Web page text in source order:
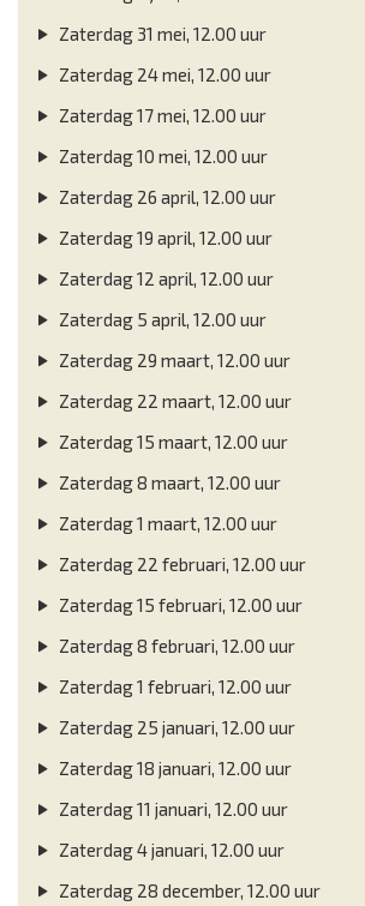
Zaterdag 31 mei, 12.00 uur
Zaterdag 24 mei, 12.00 uur
Zaterdag 17 mei, 12.00 uur
Zaterdag 10 mei, 12.00 uur
Zaterdag 26 april, 12.00 uur
Zaterdag 19 april, 12.00 uur
Zaterdag 12 april, 12.00 uur
Zaterdag 5 april, 12.00 uur
Zaterdag 29 maart, 12.00 uur
Zaterdag 22 maart, 12.00 uur
Zaterdag 15 maart, 12.00 uur
Zaterdag 8 maart, 12.00 uur
Zaterdag 1 maart, 12.00 uur
Zaterdag 22 februari, 12.00 uur
Zaterdag 15 februari, 12.00 uur
Zaterdag 8 februari, 12.00 uur
Zaterdag 1 februari, 12.00 uur
Zaterdag 25 januari, 12.00 uur
Zaterdag 18 januari, 12.00 uur
Zaterdag 11 januari, 12.00 uur
Zaterdag 4 januari, 12.00 uur
Zaterdag 28 december, 12.00 uur